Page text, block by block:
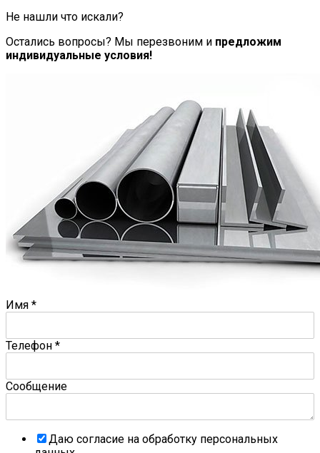
Не нашли что искали?
Остались вопросы? Мы перезвоним и предложим
индивидуальные условия!
Имя *
Телефон *
Сообщение
Даю согласие на обработку персональных